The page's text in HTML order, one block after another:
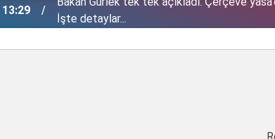
13:29
İşte detaylar...